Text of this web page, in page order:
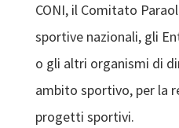
CONI, il Comitato
sportive nazionali, gli
o gli altri organismi di
ambito sportivo, per la
progetti sportivi.